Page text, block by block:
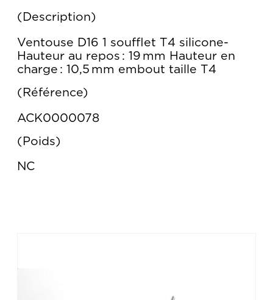
Description
Ventouse D16 1 soufflet T4 silicone-
Hauteur au repos : 19 mm Hauteur en
charge : 10,5 mm embout taille T4
Référence
ACK0000078
Poids
NC